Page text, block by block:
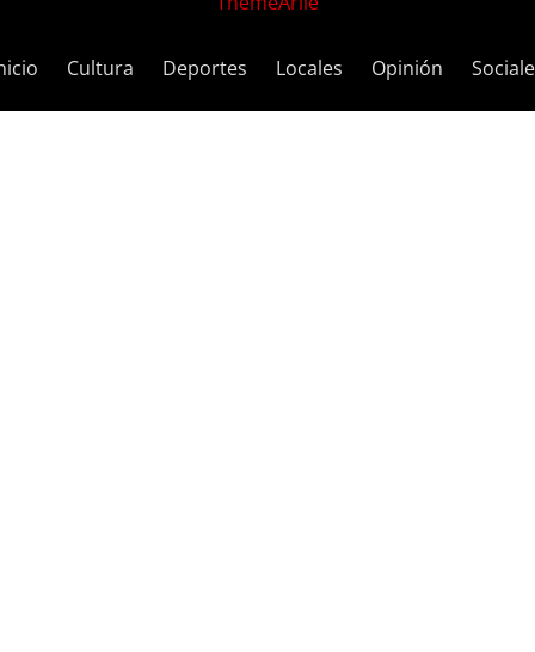
Cultura Deportes Locales Opinión